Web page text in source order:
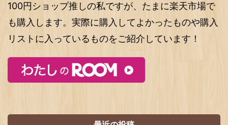
100円ショップ推しの私ですが、たまに楽天市場で
も購入します。実際に購入してよかったものや購入
リストに入っているものをご紹介しています！